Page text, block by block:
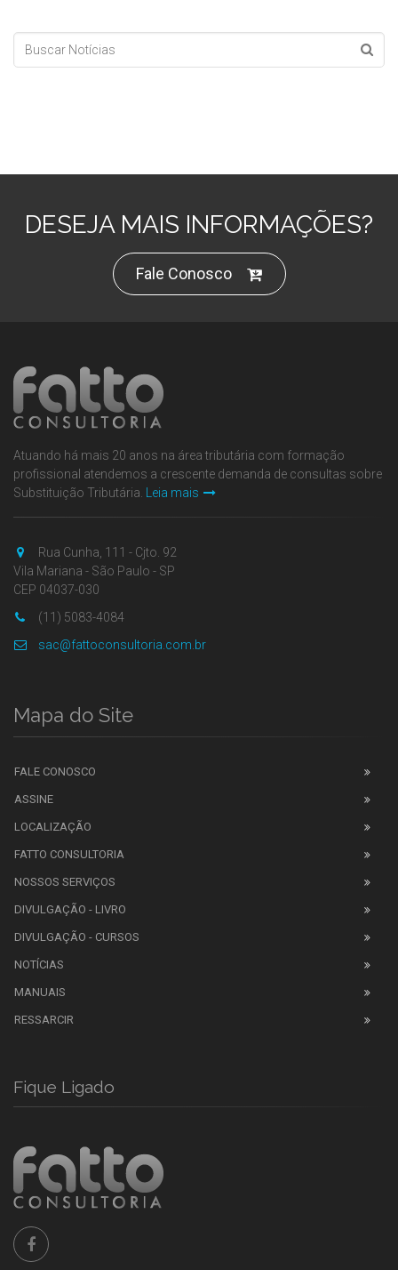
DESEJA MAIS INFORMAÇÕES?
Fale Conosco
Atuando há mais 20 anos na área tributária com formação
profissional atendemos a crescente demanda de consultas sobre
Substituição Tributária.
Leia mais
Rua Cunha, 111 - Cjto. 92
Vila Mariana - São Paulo - SP
CEP 04037-030
(11) 5083-4084
sac@fattoconsultoria.com.br
Mapa do Site
FALE CONOSCO
ASSINE
LOCALIZAÇÃO
FATTO CONSULTORIA
NOSSOS SERVIÇOS
DIVULGAÇÃO - LIVRO
DIVULGAÇÃO - CURSOS
NOTÍCIAS
MANUAIS
RESSARCIR
Fique Ligado